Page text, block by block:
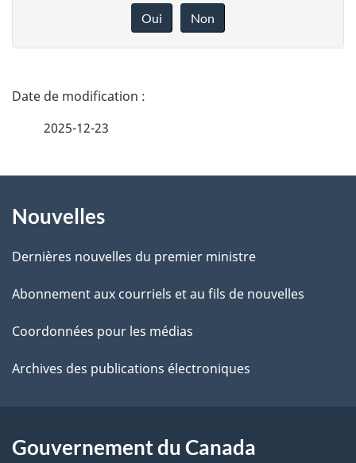
z
t
r
e
r
t
r
a
i
Oui Non
D
i
l
s
d
e
a
2025-12-23
propos
de
ce
site
Nouvelles
Dernières nouvelles du premier ministre
Abonnement aux courriels et au fils de nouvelles
Coordonnées pour les médias
Archives des publications électroniques
Gouvernement du Canada